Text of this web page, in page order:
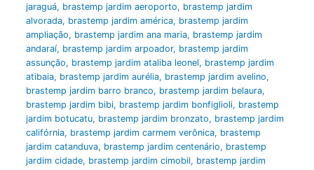
jaraguá, brastemp jardim aeroporto, brastemp jardim
alvorada, brastemp jardim américa, brastemp jardim
ampliação, brastemp jardim ana maria, brastemp jardim
andaraí, brastemp jardim arpoador, brastemp jardim
assunção, brastemp jardim ataliba leonel, brastemp jardim
atibaia, brastemp jardim aurélia, brastemp jardim avelino,
brastemp jardim barro branco, brastemp jardim belaura,
brastemp jardim bibi, brastemp jardim bonfiglioli, brastemp
jardim botucatu, brastemp jardim bronzato, brastemp jardim
califórnia, brastemp jardim carmem verônica, brastemp
jardim catanduva, brastemp jardim centenário, brastemp
jardim cidade, brastemp jardim cimobil, brastemp jardim